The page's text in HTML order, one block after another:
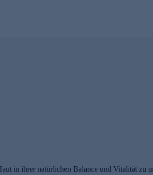
in ihrer natürlichen Balance und Vitalität zu